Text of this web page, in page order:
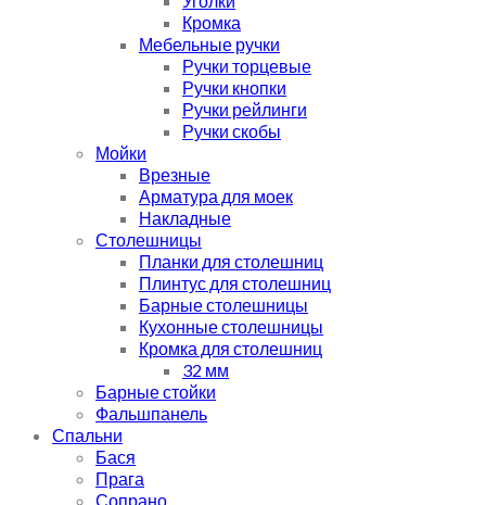
Кромка
Мебельные ручки
Ручки торцевые
Ручки кнопки
Ручки рейлинги
Ручки скобы
Мойки
Врезные
Арматура для моек
Накладные
Столешницы
Планки для столешниц
Плинтус для столешниц
Барные столешницы
Кухонные столешницы
Кромка для столешниц
32 мм
Барные стойки
Фальшпанель
Спальни
Бася
Прага
Сопрано